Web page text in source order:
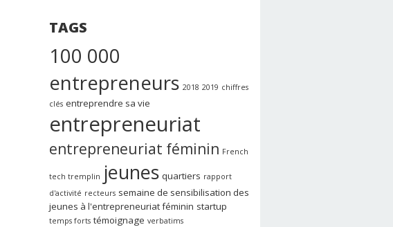
TAGS
100 000
entrepreneurs 2018 2019 chiffres
clés entreprendre sa vie
entrepreneuriat
entrepreneuriat féminin French
tech tremplin jeunes quartiers rapport
d'activité recteurs semaine de sensibilisation des
jeunes à l'entrepreneuriat féminin startup
temps forts témoignage verbatims